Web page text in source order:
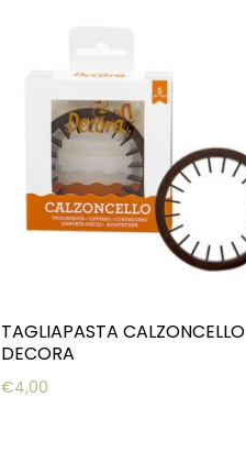
TAGLIAPASTA
DECORA
€4,00